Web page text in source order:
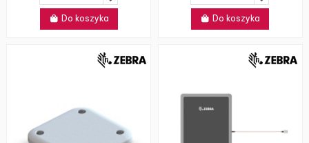
Do koszyka Do koszyka